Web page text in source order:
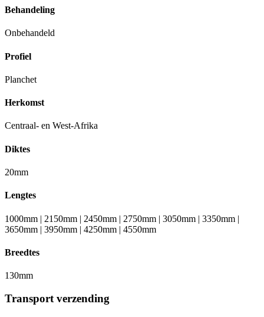
Behandeling
Onbehandeld
Profiel
Planchet
Herkomst
Centraal- en West-Afrika
Diktes
20mm
Lengtes
1000mm | 2150mm | 2450mm | 2750mm | 3050mm | 3350mm |
3650mm | 3950mm | 4250mm | 4550mm
Breedtes
130mm
Transport verzending